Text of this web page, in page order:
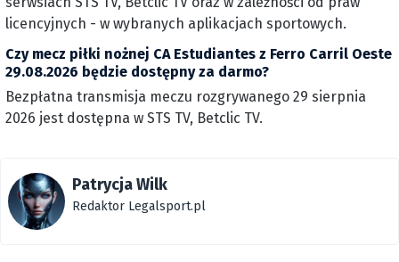
licencyjnych - w wybranych aplikacjach sportowych.
Czy mecz piłki nożnej CA Estudiantes z Ferro Carril Oeste
29.08.2026 będzie dostępny za darmo?
Bezpłatna transmisja meczu rozgrywanego 29 sierpnia
2026 jest dostępna w STS TV, Betclic TV.
Patrycja Wilk
Redaktor Legalsport.pl